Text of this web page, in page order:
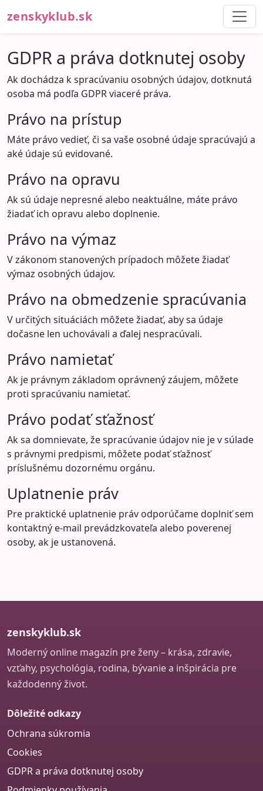
zenskyklub.sk
GDPR a práva dotknutej osoby
Ak dochádza k spracúvaniu osobných údajov, dotknutá
osoba má podľa GDPR viaceré práva.
Právo na prístup
Máte právo vedieť, či sa vaše osobné údaje spracúvajú a
aké údaje sú evidované.
Právo na opravu
Ak sú údaje nepresné alebo neaktuálne, máte právo
žiadať ich opravu alebo doplnenie.
Právo na výmaz
V zákonom stanovených prípadoch môžete žiadať
výmaz osobných údajov.
Právo na obmedzenie spracúvania
V určitých situáciách môžete žiadať, aby sa údaje
dočasne len uchovávali a ďalej nespracúvali.
Právo namietať
Ak je právnym základom oprávnený záujem, môžete
proti spracúvaniu namietať.
Právo podať sťažnosť
Ak sa domnievate, že spracúvanie údajov nie je v súlade
s právnymi predpismi, môžete podať sťažnosť
príslušnému dozornému orgánu.
Uplatnenie práv
Pre praktické uplatnenie práv odporúčame doplniť sem
kontaktný e-mail prevádzkovateľa alebo poverenej
osoby, ak je ustanovená.
zenskyklub.sk
Moderný online magazín pre ženy – krása, zdravie,
vzťahy, psychológia, rodina, bývanie a inšpirácia pre
každodenný život.
Dôležité odkazy
Ochrana súkromia
Cookies
GDPR a práva dotknutej osoby